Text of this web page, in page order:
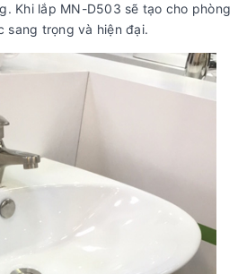
Khi lắp MN-D503 sẽ tạo cho phòng
sang trọng và hiện đại.